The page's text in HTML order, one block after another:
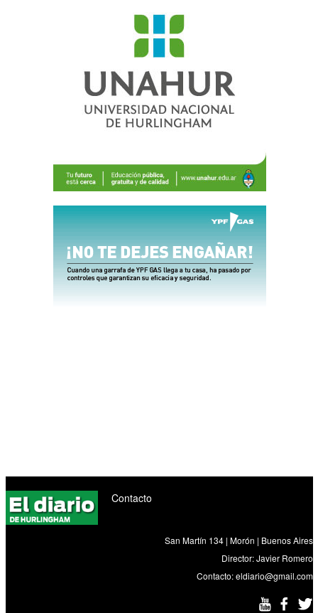
Contacto
San Martín 134 | Morón | Buenos Aires
Director: Javier Romero
Contacto:eldiario@gmail.com